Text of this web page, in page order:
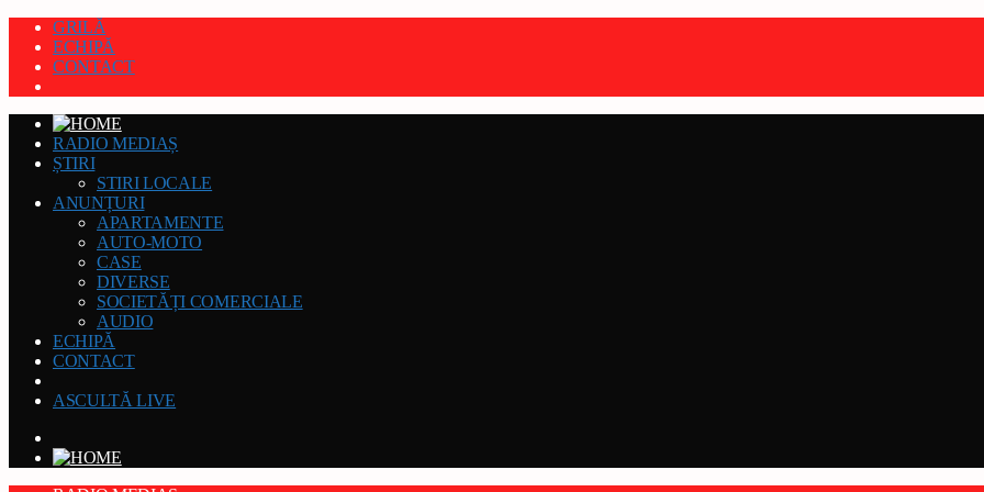
GRILĂ
ECHIPĂ
CONTACT
RADIO MEDIAȘ
ȘTIRI
STIRI LOCALE
ANUNȚURI
APARTAMENTE
AUTO-MOTO
CASE
DIVERSE
SOCIETĂȚI COMERCIALE
AUDIO
ECHIPĂ
CONTACT
ASCULTĂ LIVE